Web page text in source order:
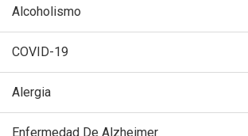
Alcoholismo
COVID-19
Alergia
Enfermedad De Alzheimer